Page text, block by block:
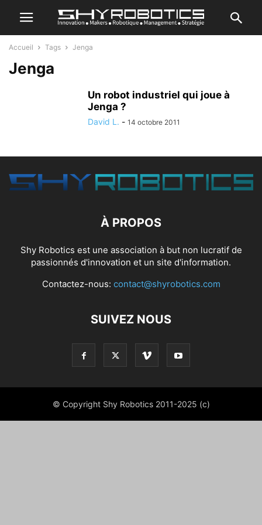
Accueil Tags Jenga
Jenga
Un robot industriel qui joue à
Jenga ?
David L. - 14 octobre 2011
À PROPOS
Shy Robotics est une association à but non lucratif de
passionnés d'innovation et un site d'information.
Contactez-nous: contact@shyrobotics.com
SUIVEZ NOUS
© Copyright Shy Robotics 2011-2025 (c)